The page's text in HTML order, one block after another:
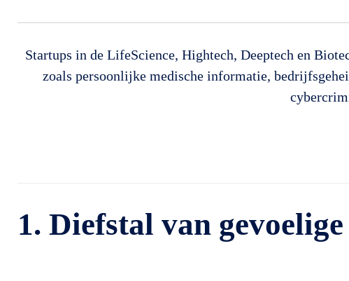
Startups in de LifeScience, Hightech, Deeptech en
zoals persoonlijke medische informatie,
1. Diefstal van gevoelige